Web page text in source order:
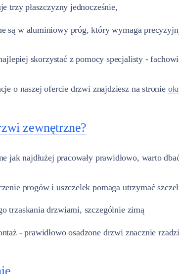
trzy płaszczyzny jednocześnie,
są w aluminiowy próg, który wymaga
skorzystać z pomocy specjalisty -
o naszej ofercie drzwi znajdziesz na stronie
zewnętrzne?
jak najdłużej pracowały prawidłowo, warto
progów i uszczelek pomaga utrzymać
trzaskania drzwiami, szczególnie zimą
- prawidłowo osadzone drzwi znacznie